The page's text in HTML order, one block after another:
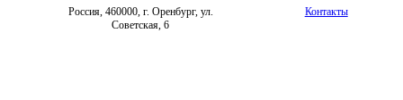
Россия, 460000, г. Оренбург, ул.
Советская, 6
Контакты